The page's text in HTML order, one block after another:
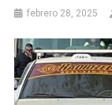
febrero 28, 2025